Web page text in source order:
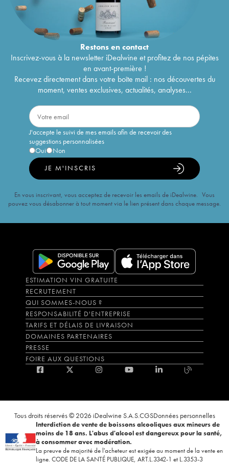
Restons encontact
Inscrivez-vous à la newsletter iDealwine et profitez de nos pépites
en avant-première !
Recevez directement dans votre boîte mail : nos découvertes du
moment, ventes exclusives, actualités, analyses...
J'accepte le suivi de mes emails afin de recevoir des
suggestions personnalisées
Oui
Non
JE M'INSCRIS
En vous inscrivant, vous acceptez de recevoir les emails de iDealwine. Vous
pouvez vous désabonner à tout moment via le lien présent dans chaque message.
ESTIMATION VIN GRATUITE
RECRUTEMENT
QUI SOMMES-NOUS ?
RESPONSABILITÉ D'ENTREPRISE
TARIFS ET DÉLAIS DE LIVRAISON
DOMAINES PARTENAIRES
PRESSE
FOIRE AUX QUESTIONS
Tous droits réservés © 2026 iDealwine S.A.S.CGSDonnées personnelles
Interdiction de vente de boissons alcooliques aux mineurs de
moins de 18 ans. L'abus d'alcool est dangereux pour la santé,
à consommer avec modération.
La preuve de majorité de l'acheteur est exigée au moment de la vente en
ligne. CODE DE LA SANTÉ PUBLIQUE, ART.L.3342-1 et L.3353-3